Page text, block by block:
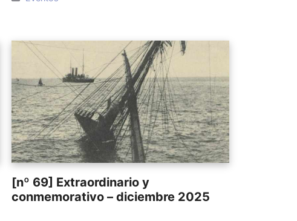
[nº 69] Extraordinario y
conmemorativo – diciembre 2025